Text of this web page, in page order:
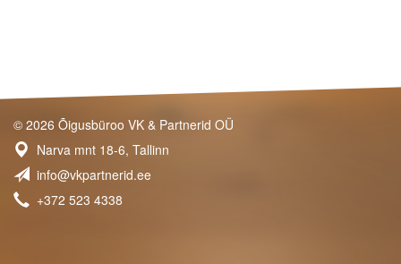
© 2026 Õigusbüroo VK & Partnerid OÜ
Narva mnt 18-6, Tallinn
info@vkpartnerid.ee
+372 523 4338